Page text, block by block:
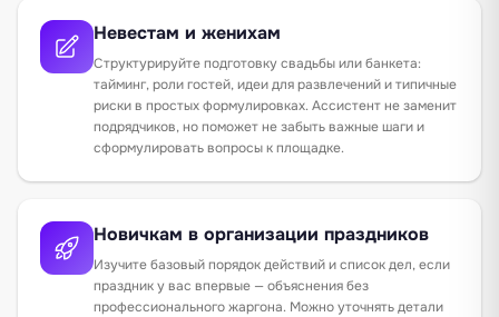
Невестам и женихам
Структурируйте подготовку свадьбы или банкета:
тайминг, роли гостей, идеи для развлечений и типичные
риски в простых формулировках. Ассистент не заменит
подрядчиков, но поможет не забыть важные шаги и
сформулировать вопросы к площадке.
Новичкам в организации праздников
Изучите базовый порядок действий и список дел, если
праздник у вас впервые — объяснения без
профессионального жаргона. Можно уточнять детали